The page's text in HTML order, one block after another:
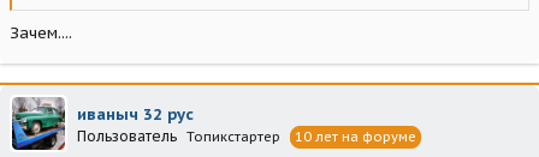
Зачем....
иваныч 32 рус
Пользователь Топикстартер 10 лет на форуме